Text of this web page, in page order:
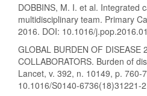
DOBBINS, M. I. et al. Integrated
multidisciplinary team. Primary
2016. DOI: 10.1016/
GLOBAL BURDEN OF DISEASE
COLLABORATORS. Burden of
Lancet, v. 392, n. 10149, p. 760-
10.1016/S0140-6736(18)31221-